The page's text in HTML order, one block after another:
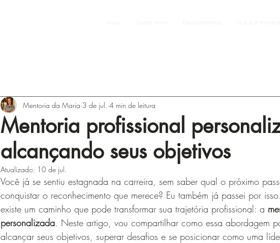
Mentoria profissional
alcançando seus objetivos
Mentoria da Maria 3 de jul. 4 min de leitura
Atualizado: 10 de jul.
Você já se sentiu estagnada na carreira, sem saber qual o próximo
conquistar o reconhecimento que merece? Eu também já passei por
existe um caminho que pode transformar sua trajetória profissional: a
personalizada. Neste artigo, vou compartilhar como essa abordagem
alcançar seus objetivos, superar desafios e se posicionar como uma